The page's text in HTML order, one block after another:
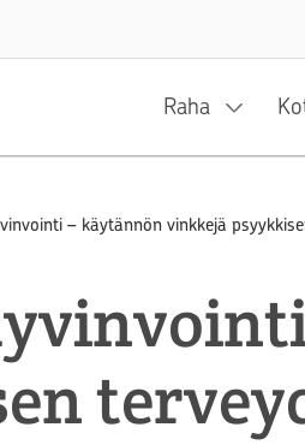
Raha
– käytännön vinkkejä